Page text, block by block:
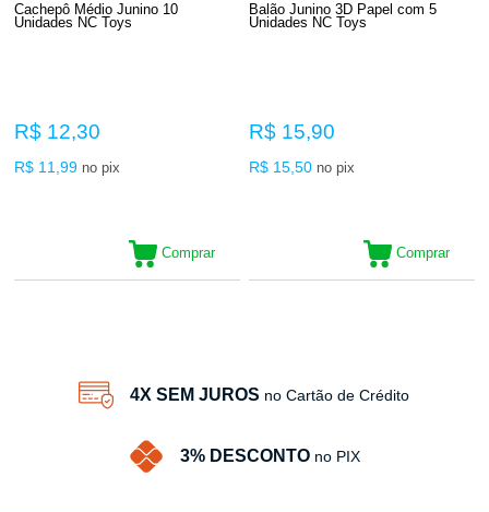
Cachepô Médio Junino 10
Unidades NC Toys
R$ 12,30
R$ 11,99 no pix
Comprar
Balão Junino 3D Papel com 5
Unidades NC Toys
R$ 15,90
R$ 15,50 no pix
Comprar
4X SEM JUROS no Cartão de Crédito
3% DESCONTO no PIX